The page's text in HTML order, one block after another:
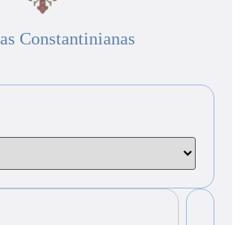
Constantinianas